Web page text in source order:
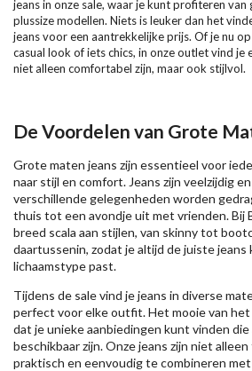
jeans in onze sale, waar je kunt profiteren
plussize modellen. Niets is leuker dan het
jeans voor een aantrekkelijke prijs. Of je nu
casual look of iets chics, in onze outlet vind je
niet alleen comfortabel zijn, maar ook stijlvol.
De Voordelen van Grote
Grote maten jeans zijn essentieel voor
naar stijl en comfort. Jeans zijn veelzijdig
verschillende gelegenheden worden
thuis tot een avondje uit met vrienden. Bij
breed scala aan stijlen, van skinny tot
daartussenin, zodat je altijd de juiste
lichaamstype past.
Tijdens de sale vind je jeans in diverse
perfect voor elke outfit. Het mooie van
dat je unieke aanbiedingen kunt vinden
beschikbaar zijn. Onze jeans zijn niet
praktisch en eenvoudig te combineren